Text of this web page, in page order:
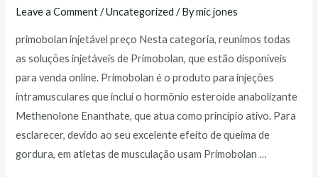
Leave a Comment /Uncategorized / Bymic jones
primobolan injetável preço Nesta categoria, reunimos todas
as soluções injetáveis de Primobolan, que estão disponíveis
para venda online. Primobolan é o produto para injeções
intramusculares que inclui o hormônio esteroide anabolizante
Methenolone Enanthate, que atua como princípio ativo. Para
esclarecer, devido ao seu excelente efeito de queima de
gordura, em atletas de musculação usam Primobolan …